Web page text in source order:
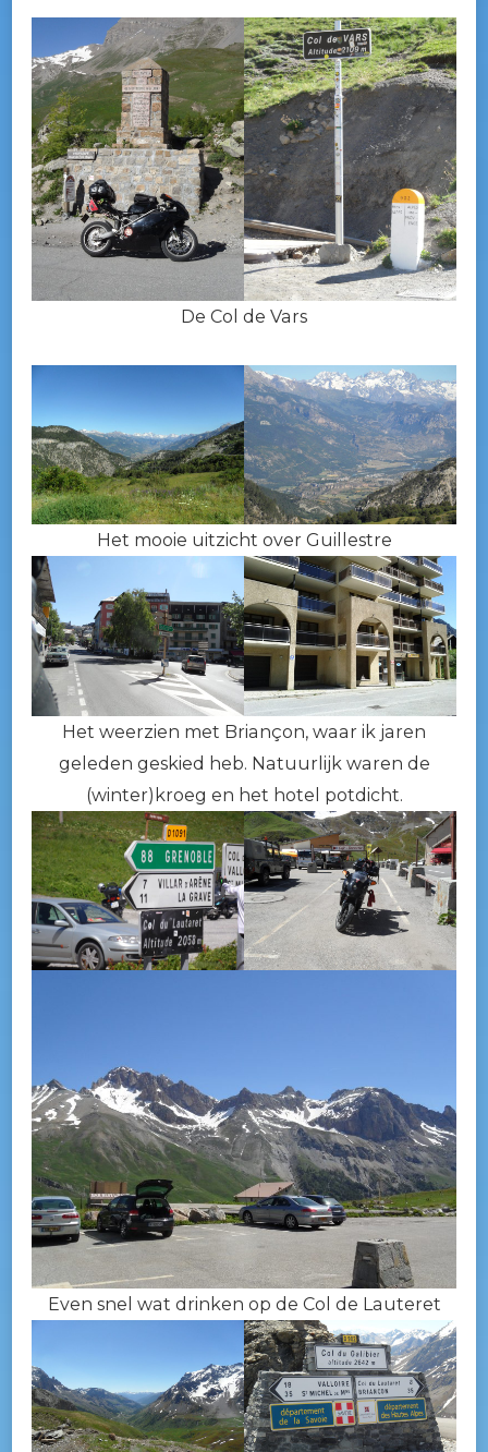
De Col de Vars
Het mooie uitzicht over Guillestre
Het weerzien met Briançon, waar ik jaren
geleden geskied heb. Natuurlijk waren de
(winter)kroeg en het hotel potdicht.
Even snel wat drinken op de Col de Lauteret